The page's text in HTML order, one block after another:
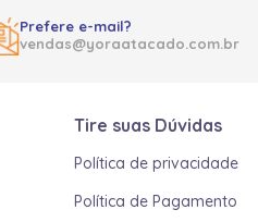
Prefere e-mail?
vendas@yoraatacado.com.br
Tire suas Dúvidas
Política de privacidade
Política de Pagamento